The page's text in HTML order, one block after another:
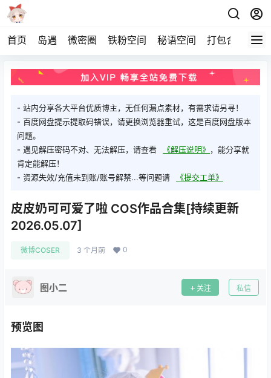
首页 岛遇 微密圈 铁粉空间 秘语空间 打包合集 关
- 站内分享各大平台优质博主，无任何漏点素材，有需求请另寻！
- 百度网盘提示提取码错误，请更换浏览器重试，这是百度网盘版本
问题。
- 遇见解压密码不对、无法解压，请查看
《解压说明》 ，能分享就
肯定能解压！
- 资源失效/充值未到账/账号解禁...等问题请
《提交工单》
皮皮奶可可爱了啦 COS作品合集[持续更新
2026.05.07]
微博COSER 3 个月前 0
图小二 关注 私信
预览图